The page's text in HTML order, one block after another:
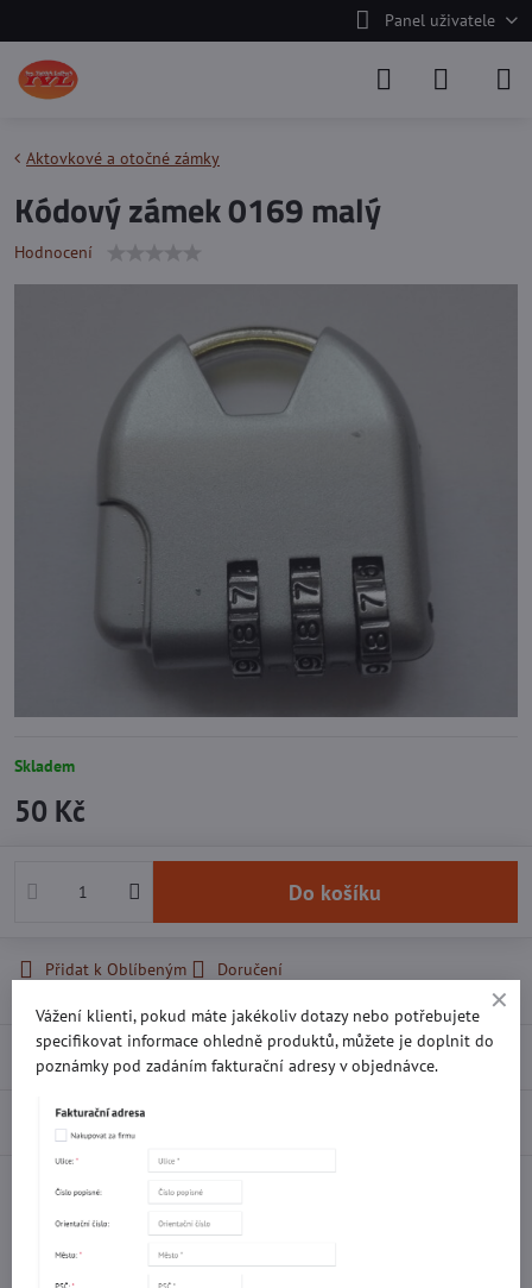
Panel uživatele
Aktovkové a otočné zámky
Kódový zámek 0169 malý
Hodnocení
Skladem
50 Kč
Do košíku
Přidat k Oblíbeným Doručení
Recenze
Diskuse 0
Potřebujete poradit s objednávkou?
Vážení klienti, pokud máte jakékoliv dotazy nebo potřebujete
specifikovat informace ohledně produktů, můžete je doplnit do
poznámky pod zadáním fakturační adresy v objednávce.